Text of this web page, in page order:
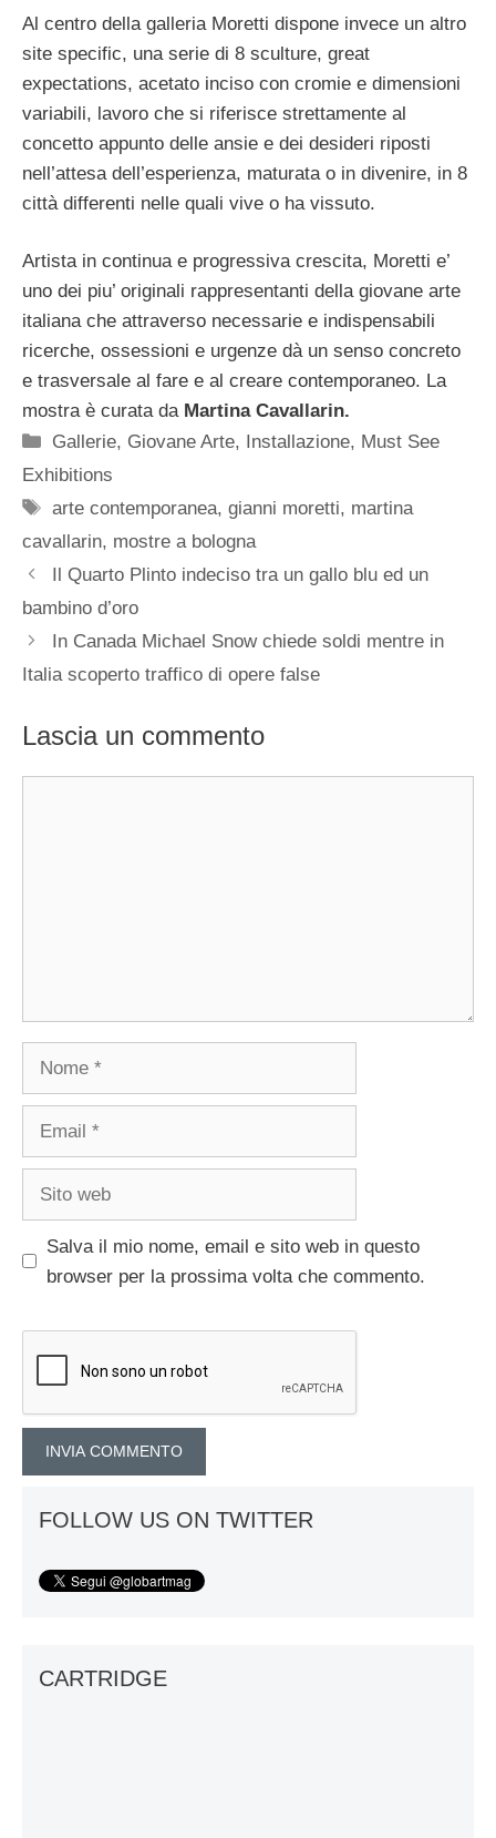
Al centro della galleria Moretti dispone invece un altro
site specific, una serie di 8 sculture, great
expectations, acetato inciso con cromie e dimensioni
variabili, lavoro che si riferisce strettamente al
concetto appunto delle ansie e dei desideri riposti
nell’attesa dell’esperienza, maturata o in divenire, in 8
città differenti nelle quali vive o ha vissuto.
Artista in continua e progressiva crescita, Moretti e’
uno dei piu’ originali rappresentanti della giovane arte
italiana che attraverso necessarie e indispensabili
ricerche, ossessioni e urgenze dà un senso concreto
e trasversale al fare e al creare contemporaneo. La
mostra è curata da Martina Cavallarin.
Categorie
Gallerie, Giovane Arte, Installazione, Must See
Exhibitions
Tag
arte contemporanea,gianni moretti, martina
cavallarin, mostre a bologna
Il Quarto Plinto indeciso tra un gallo blu ed un
bambino d’oro
In Canada Michael Snow chiede soldi mentre in
Italia scoperto traffico di opere false
Lascia un commento
Salva il mio nome, email e sito web in questo
browser per la prossima volta che commento.
FOLLOW US ON TWITTER
CARTRIDGE